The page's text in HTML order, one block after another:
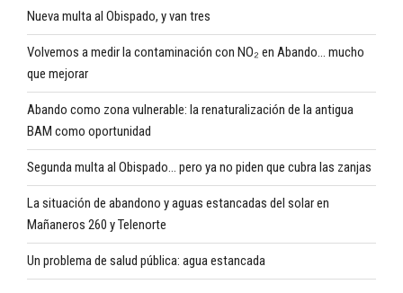
Nueva multa al Obispado, y van tres
Volvemos a medir la contaminación con NO₂ en Abando… mucho
que mejorar
Abando como zona vulnerable: la renaturalización de la antigua
BAM como oportunidad
Segunda multa al Obispado… pero ya no piden que cubra las zanjas
La situación de abandono y aguas estancadas del solar en
Mañaneros 260 y Telenorte
Un problema de salud pública: agua estancada